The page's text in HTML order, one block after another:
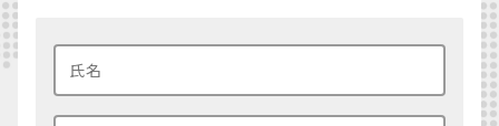
系顧客向けのアカウント営業や新規開
拓営業
できるスキル自体が希少価値を持ちま